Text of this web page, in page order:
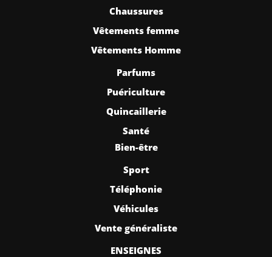
Chaussures
Vêtements femme
Vêtements Homme
Parfums
Puériculture
Quincaillerie
Santé
Bien-être
Sport
Téléphonie
Véhicules
Vente généraliste
ENSEIGNES